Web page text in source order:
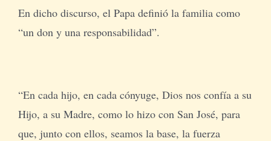
En dicho discurso, el Papa definió la familia como
“un don y una responsabilidad”.
“En cada hijo, en cada cónyuge, Dios nos confía a su
Hijo, a su Madre, como lo hizo con San José, para
que, junto con ellos, seamos la base, la fuerza